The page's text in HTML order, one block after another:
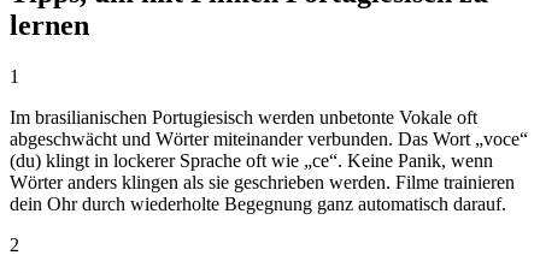
lernen
1
Im brasilianischen Portugiesisch werden unbetonte Vokale oft
abgeschwächt und Wörter miteinander verbunden. Das Wort „voce“
(du) klingt in lockerer Sprache oft wie „ce“. Keine Panik, wenn
Wörter anders klingen als sie geschrieben werden. Filme trainieren
dein Ohr durch wiederholte Begegnung ganz automatisch darauf.
2